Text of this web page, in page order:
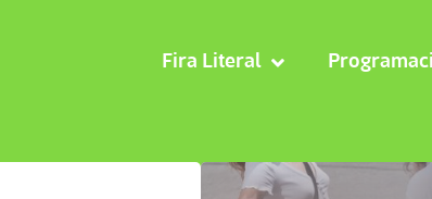
Fira Literal